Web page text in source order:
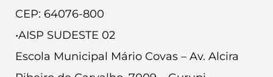
CEP: 64076-800
•AISP SUDESTE 02
Escola Municipal Mário Covas – Av. Alcira